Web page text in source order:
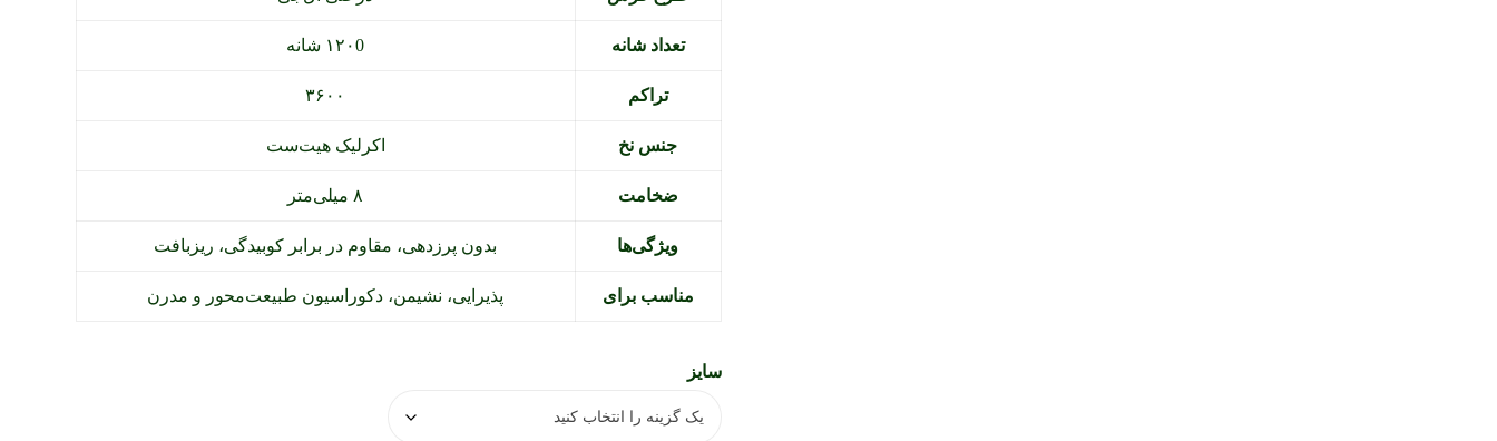
تعداد شانه ۱۲۰0 شانه
تراکم ۳۶۰۰
جنس نخ اکرلیک هیت‌ست
ضخامت ۸ میلی‌متر
ویژگی‌ها بدون پرزدهی، مقاوم در برابر کوبیدگی، ریزبافت
مناسب برای پذیرایی، نشیمن، دکوراسیون طبیعت‌محور و مدرن
سایز